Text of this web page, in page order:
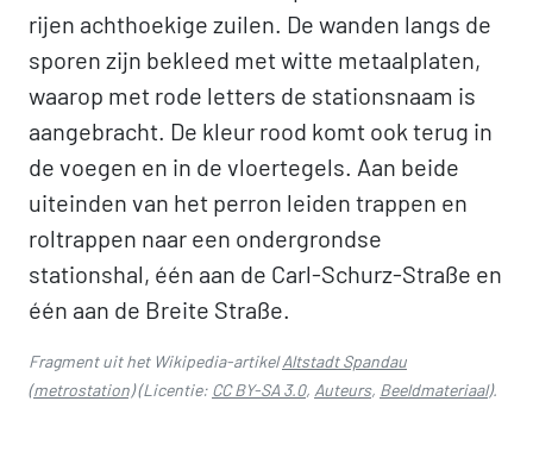
rijen achthoekige zuilen. De wanden langs de
sporen zijn bekleed met witte metaalplaten,
waarop met rode letters de stationsnaam is
aangebracht. De kleur rood komt ook terug in
de voegen en in de vloertegels. Aan beide
uiteinden van het perron leiden trappen en
roltrappen naar een ondergrondse
stationshal, één aan de Carl-Schurz-Straße en
één aan de Breite Straße.
Fragment uit het Wikipedia-artikelAltstadt Spandau
(metrostation)(Licentie: CC BY-SA 3.0, Auteurs, Beeldmateriaal).